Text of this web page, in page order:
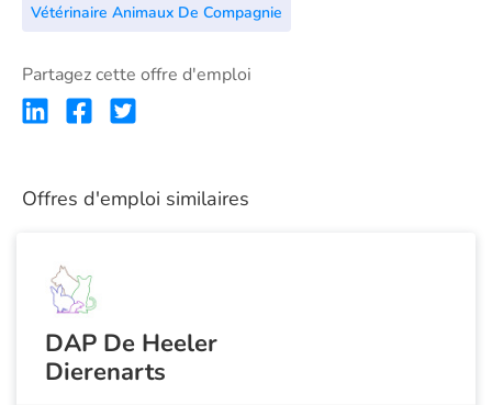
Vétérinaire Animaux De Compagnie
Partagez cette offre d'emploi
Offres d'emploi similaires
DAP De Heeler
Dierenarts